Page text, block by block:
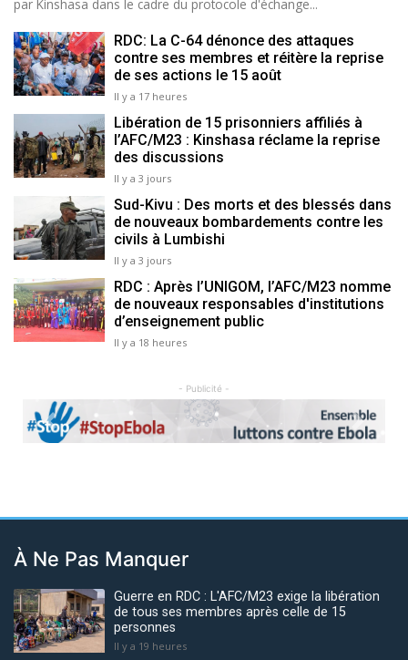
par Kinshasa dans le cadre du protocole d'échange...
RDC: La C-64 dénonce des attaques
contre ses membres et réitère la reprise
de ses actions le 15 août
Il y a 17 heures
Libération de 15 prisonniers affiliés à
l’AFC/M23 : Kinshasa réclame la reprise
des discussions
Il y a 3 jours
Sud-Kivu : Des morts et des blessés dans
de nouveaux bombardements contre les
civils à Lumbishi
Il y a 3 jours
RDC : Après l’UNIGOM, l’AFC/M23 nomme
de nouveaux responsables d'institutions
d’enseignement public
Il y a 18 heures
- Publicité -
Previous Next
À Ne Pas Manquer
Guerre en RDC : L'AFC/M23 exige la libération
de tous ses membres après celle de 15
personnes
Il y a 19 heures